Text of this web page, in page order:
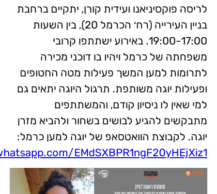
לריסה פוקסיניאנו ועידית קורן, יתקיים ברחבת
בניין העירייה (רח׳ הכרמל 20), בין השעות
19:00-17:00. באירוע ישתתפו קרובי
משפחתה של כרמל ויהיו בו דוכני מכירה
לתרומות למען המשך פעילות מטה החטופים
ופעילות יוגה משותפת. תרגול היוגה יתאים גם
למי שאין לו ניסיון קודם, והמשתתפים
מתבקשים להגיע לבושים בשחור ולהביא מזרן
יוגה. לקבוצת הוואטסאפ של יוגה למען כרמל:
EMdSXBPR1ngF20yHEjXiz1